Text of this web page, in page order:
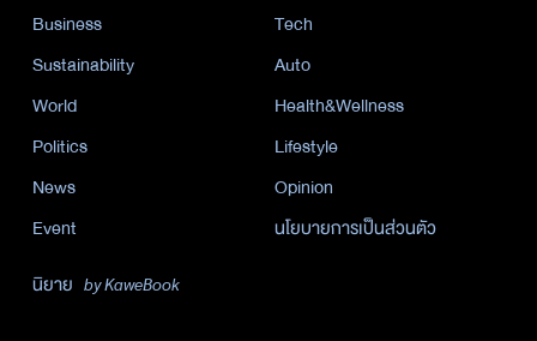
Business
Tech
Sustainability
Auto
World
Health&Wellness
Politics
Lifestyle
News
Opinion
Event
นโยบายการเป็นส่วนตัว
นิยาย by KaweBook